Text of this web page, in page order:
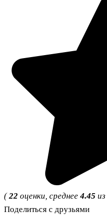
(22 оценки, среднее4.45 из
Поделиться с друзьями